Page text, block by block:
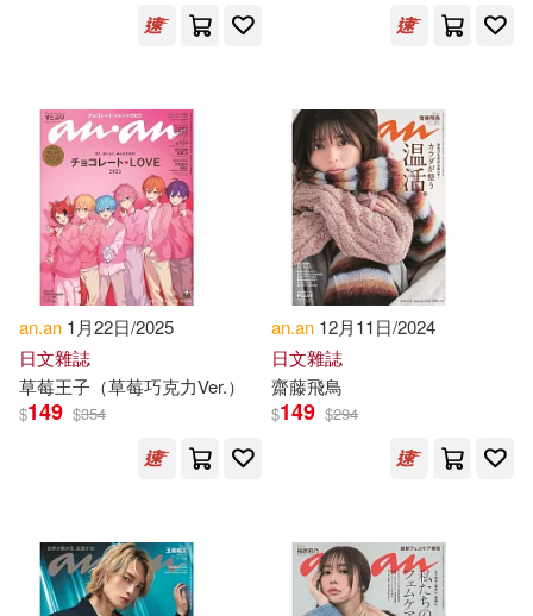
an.an 1月22日/2025
日文雜誌
草莓王子（草莓巧克力Ver.）
$149 $354
an.an 12月11日/2024
日文雜誌
齋藤飛鳥
$149 $294